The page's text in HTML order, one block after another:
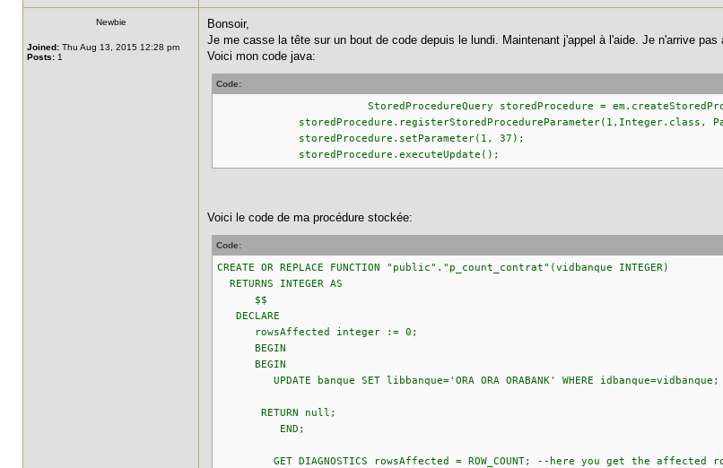
Newbie
Joined: Thu Aug 13, 2015 12:28 pm
Posts: 1
Bonsoir,
Je me casse la tête sur un bout de code depuis le lundi. Maintenant j'appel à l'aide. Je n'arrive
Voici mon code java:
Code:
StoredProcedureQuery storedProcedure =
storedProcedure.registerStoredProcedureParameter(1,Integer.class,
storedProcedure.setParameter(1, 37);
storedProcedure.executeUpdate();
Voici le code de ma procédure stockée:
Code:
CREATE OR REPLACE FUNCTION "public"."p_count_contrat"(vidbanque INTEGER)
RETURNS INTEGER AS
$$
DECLARE
rowsAffected integer := 0;
BEGIN
BEGIN
UPDATE banque SET libbanque='ORA ORA ORABANK' WHERE idbanque=vidbanque;
RETURN null;
END;
GET DIAGNOSTICS rowsAffected = ROW_COUNT; --here you get the affected